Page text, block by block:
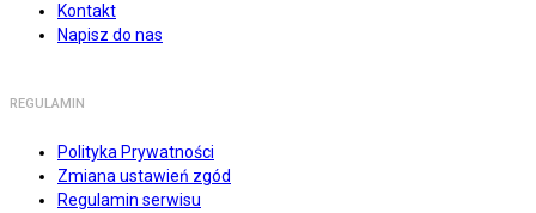
Kontakt
Napisz do nas
REGULAMIN
Polityka Prywatności
Zmiana ustawień zgód
Regulamin serwisu